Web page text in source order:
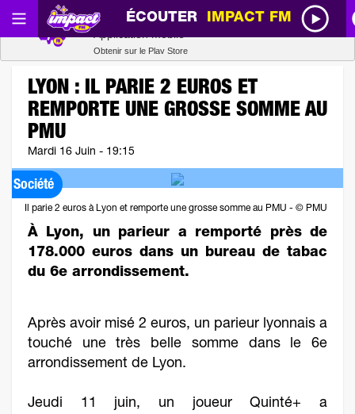
ÉCOUTER IMPACT FM
LYON : IL PARIE 2 EUROS ET
REMPORTE UNE GROSSE SOMME AU
PMU
Mardi 16 Juin - 19:15
Société
Il parie 2 euros à Lyon et remporte une grosse somme au PMU - © PMU
À Lyon, un parieur a remporté près de
178.000 euros dans un bureau de tabac
du 6e arrondissement.
Après avoir misé 2 euros, un parieur lyonnais a
touché une très belle somme dans le 6e
arrondissement de Lyon.
Jeudi 11 juin, un joueur Quinté+ a
Radio SCOOP
Obtenir sur le Play Store
Télécharger